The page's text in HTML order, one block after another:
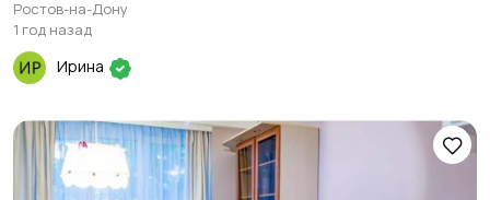
Ростов-на-Дону
1 год назад
Ирина